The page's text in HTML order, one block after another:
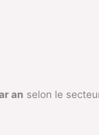
an selon le